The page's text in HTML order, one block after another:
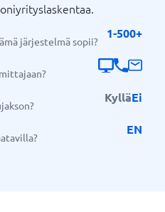
järjestelmä sopii?
1-500+
KylläEi
EN